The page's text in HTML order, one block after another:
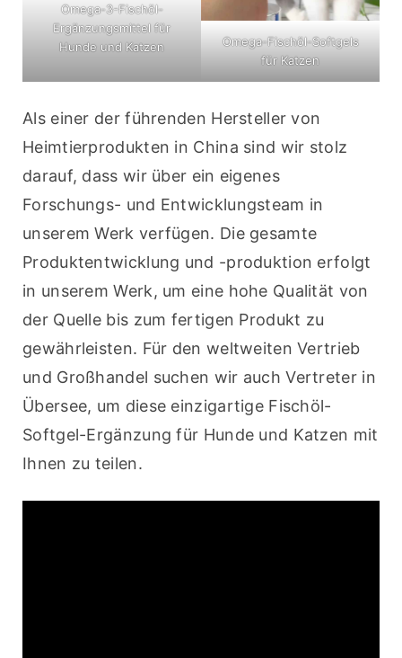
Omega-3-Fischöl-
Ergänzungsmittel für
Hunde und Katzen
Omega-Fischöl-Softgels
für Katzen
Als einer der führenden Hersteller von
Heimtierprodukten in China sind wir stolz
darauf, dass wir über ein eigenes
Forschungs- und Entwicklungsteam in
unserem Werk verfügen. Die gesamte
Produktentwicklung und -produktion erfolgt
in unserem Werk, um eine hohe Qualität von
der Quelle bis zum fertigen Produkt zu
gewährleisten. Für den weltweiten Vertrieb
und Großhandel suchen wir auch Vertreter in
Übersee, um diese einzigartige Fischöl-
Softgel-Ergänzung für Hunde und Katzen mit
Ihnen zu teilen.